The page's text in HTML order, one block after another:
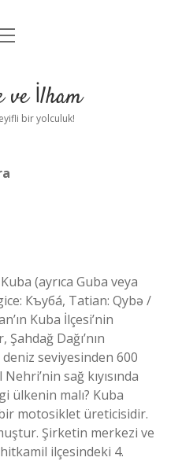
Uyarı
ve İlham
bir yolculuk!
(ayrıca Guba veya
Къуба́, Tatian: Qybə /
Dağı’nın
seviyesinden 600
sağ kıyısında
ülkenin malı? Kuba
motosiklet üreticisidir.
Şirketin merkezi ve
ilçesindeki 4.